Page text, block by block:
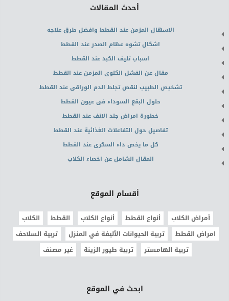
أحدث المقالات
الاسهال المزمن عند القطط وافضل طرق علاجه
اشكال تشوه عظام الصدر عند القطط
اسباب تليف الكبد عند القطط
مقال عن الفشل الكلوى المزمن عند القطط
تشخيص الطبيب لنقص تجلط الدم الوراقى عند القطط
حلول البقع السوداء فى عيون القطط
خطورة امراض جلد الانف عند القطط
تفاصيل حول التفاعلات الغذائية عند القطط
كل ما يخص داء السكرى عند القطط
المقال الشامل عن اخصاء الكلاب
أقسام الموقع
أمراض الكلاب أنواع القطط أنواع الكلاب القطط
الكلاب
امراض القطط
تربية الحيوانات الأليفة في المنزل
تربية السلاحف
تربية الهامستر
تربية طيور الزينة غير مصنف
ابحث في الموقع